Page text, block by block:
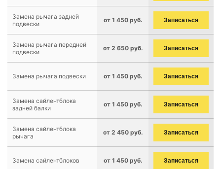
Замена рычага задней
подвески
от 1 450 руб. Записаться
Замена рычага передней
подвески
от 2 650 руб. Записаться
Замена рычага подвески от 1 450 руб. Записаться
Замена сайлентблока
задней балки
от 1 450 руб. Записаться
Замена сайлентблока
рычага
от 2 450 руб. Записаться
Замена сайлентблоков от 1 450 руб. Записаться